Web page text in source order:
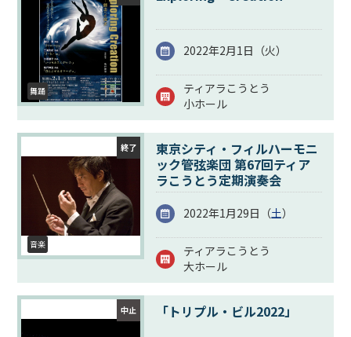
舞踊
2022年2月1日（火）
ティアラこうとう
小ホール
終了
音楽
東京シティ・フィルハーモニ
ック管弦楽団 第67回ティア
ラこうとう定期演奏会
2022年1月29日（土）
ティアラこうとう
大ホール
中止 「トリプル・ビル2022」